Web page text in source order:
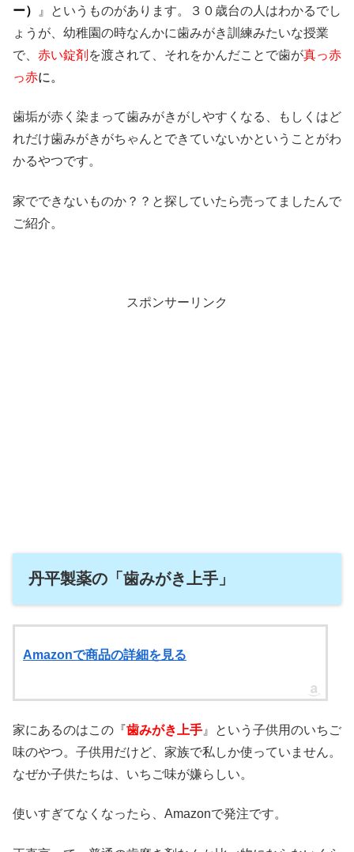
ー）
』というものがあります。３０歳台の人はわかるでし
ょうが、幼稚園の時なんかに歯みがき訓練みたいな授業
で、 赤い錠剤 を渡されて、それをかんだことで歯が真っ赤
っ赤に。
歯垢が赤く染まって歯みがきがしやすくなる、もしくはど
れだけ歯みがきがちゃんとできていないかということがわ
かるやつです。
家でできないものか？？と探していたら売ってましたんで
ご紹介。
スポンサーリンク
丹平製薬の「歯みがき上手」
Amazonで商品の詳細を見る
家にあるのはこの『歯みがき上手 』という子供用のいちご
味のやつ。子供用だけど、家族で私しか使っていません。
なぜか子供たちは、いちご味が嫌らしい。
使いすぎてなくなったら、Amazonで発注です。